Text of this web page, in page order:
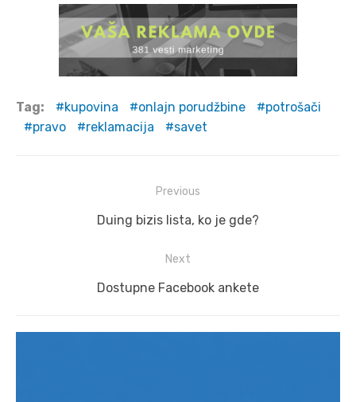
Tag: kupovina onlajn porudžbine
potrošači
pravo
reklamacija savet
navigation
Previous
Previous
Duing bizis lista, ko je gde?
Next
Next
Dostupne Facebook ankete